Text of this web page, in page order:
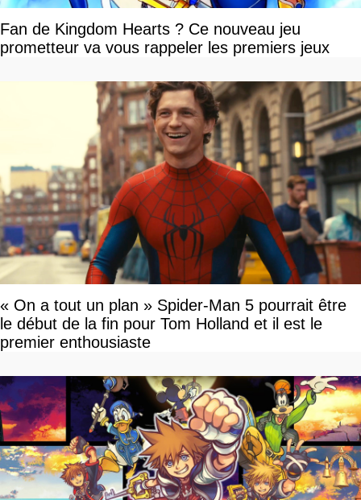
Fan de Kingdom Hearts ? Ce nouveau jeu
prometteur va vous rappeler les premiers jeux
« On a tout un plan » Spider-Man 5 pourrait être
le début de la fin pour Tom Holland et il est le
premier enthousiaste